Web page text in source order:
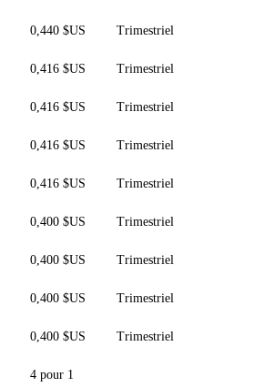
0,440 $US Trimestriel
0,416 $US Trimestriel
0,416 $US Trimestriel
0,416 $US Trimestriel
0,416 $US Trimestriel
0,400 $US Trimestriel
0,400 $US Trimestriel
0,400 $US Trimestriel
0,400 $US Trimestriel
4 pour 1